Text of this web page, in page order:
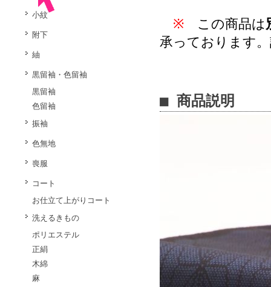
小紋
附下
紬
黒留袖・色留袖
黒留袖
色留袖
振袖
色無地
喪服
コート
お仕立て上がりコート
洗えるきもの
ポリエステル
正絹
木綿
麻
※ この商品は
承っております
■ 商品説明